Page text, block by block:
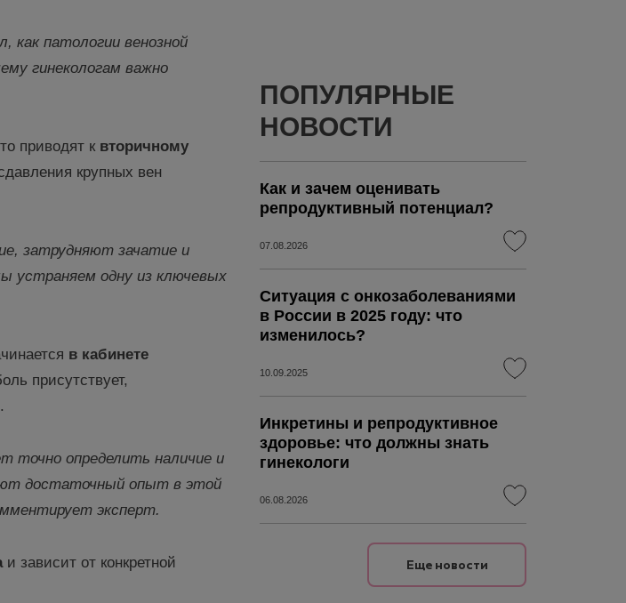
как патологии венозной
гинекологам важно
приводят к вторичному
крупных вен
затрудняют зачатие и
устраняем одну из ключевых
в кабинете
присутствует,
.
точно определить наличие и
достаточный опыт в этой
эксперт.
и зависит от конкретной
ПОПУЛЯРНЫЕ
НОВОСТИ
Как и зачем оценивать
репродуктивный потенциал?
07.08.2026
Ситуация с онкозаболеваниями
в России в 2025 году: что
изменилось?
10.09.2025
Инкретины и репродуктивное
здоровье: что должны знать
гинекологи
06.08.2026
Еще новости